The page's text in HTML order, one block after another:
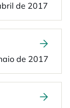
de 2017
de 2017